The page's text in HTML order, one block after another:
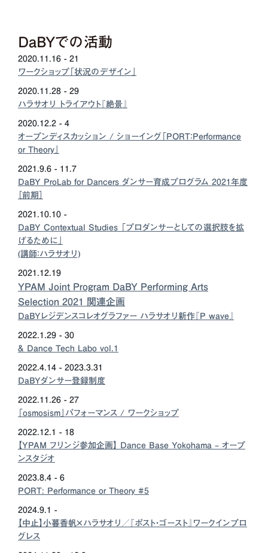
DaBYでの活動
2020.11.16 - 21
ワークショップ「状況のデザイン」
2020.11.28 - 29
ハラサオリ トライアウト『絶景』
2020.12.2 - 4
オープンディスカッション / ショーイング「PORT：Performance
or Theory」
2021.9.6 - 11.7
DaBY ProLab for Dancers ダンサー育成プログラム 2021年度
［前期］
2021.10.10 -
DaBY Contextual Studies 「プロダンサーとしての選択肢を拡
げるために」
(講師：ハラサオリ)
2021.12.19
YPAM Joint Program DaBY Performing Arts
Selection 2021 関連企画
DaBYレジデンスコレオグラファー ハラサオリ新作『P wave』
2022.1.29 - 30
& Dance Tech Labo vol.1
2022.4.14 - 2023.3.31
DaBYダンサー登録制度
2022.11.26 - 27
「osmosism」パフォーマンス / ワークショップ
2022.12.1 - 18
【YPAM フリンジ参加企画】 Dance Base Yokohama – オープ
ンスタジオ
2023.8.4 - 6
PORT: Performance or Theory #5
2024.9.1 -
【中止】小暮香帆×ハラサオリ／『ポスト・ゴースト』ワークインプロ
グレス